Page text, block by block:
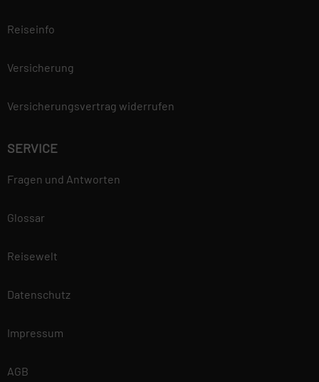
Reiseinfo
Versicherung
Versicherungsvertrag widerrufen
SERVICE
Fragen und Antworten
Glossar
Reisewelt
Datenschutz
Impressum
AGB